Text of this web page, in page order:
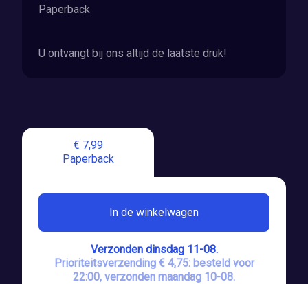
€ 7,99
Paperback
In de winkelwagen
Verzonden dinsdag 11-08.
Prioriteitsverzending € 4,75: besteld voor
22:00, verzonden maandag 10-08.
Paperback
U ontvangt bij ons altijd de laatste druk!